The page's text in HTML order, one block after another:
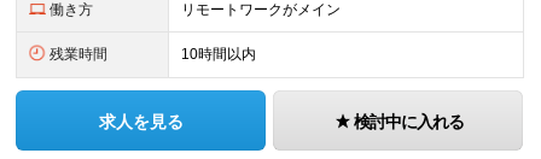
働き方 リモートワークがメイン
残業時間 10時間以内
求人を見る 検討中に入れる